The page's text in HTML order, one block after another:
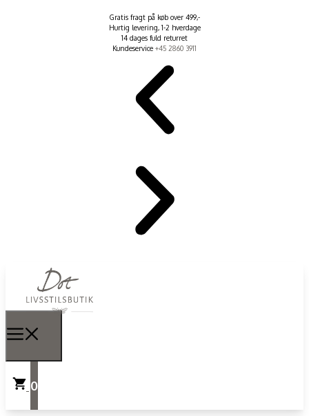
Gratis fragt på køb over 499,-
Hurtig levering, 1-2 hverdage
14 dages fuld returret
Kundeservice +45 2860 3911
0